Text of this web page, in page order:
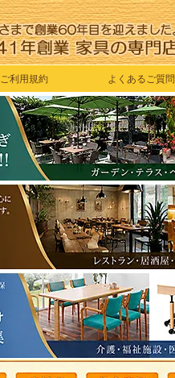
ご利用規約 よくあるご質問